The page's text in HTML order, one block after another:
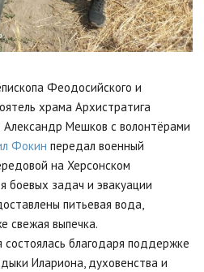
Феодосийского и
храма Архистратига
Мешков с волонтёрами
Фокин передал военный
на Херсонском
боевых задач и эвакуации
питьевая вода,
свежая выпечка.
благодаря поддержке
Илариона, духовенства и